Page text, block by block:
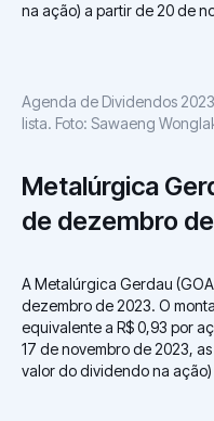
na ação) a partir de 20 de
Agenda de Dividendos
lista. Foto: Sawaeng
Metalúrgica
de dezembro
A Metalúrgica Gerdau
dezembro de 2023. O
equivalente a R$ 0,93 por
17 de novembro de 2023,
valor do dividendo na